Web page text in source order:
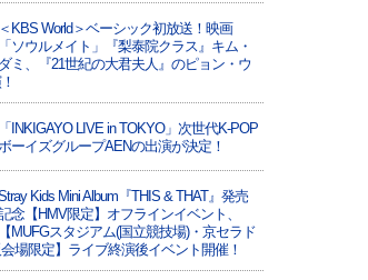
＜KBS World＞ベーシック初放送！映画
「ソウルメイト」『梨泰院クラス』キム・
ダミ、『21世紀の大君夫人』のピョン・ウ
「INKIGAYO LIVE in TOKYO」次世代K-POP
ーイズグループAENの出演が決定！
Kids Mini Album『THIS & THAT』発売
念【HMV限定】オフラインイベント、
【MUFGスタジアム(国立競技場)・京セラド
場限定】ライブ終演後イベント開催！